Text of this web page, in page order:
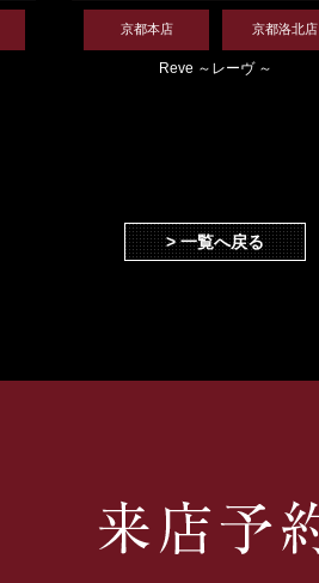
京都洛北店
京都本店
Reve ～レーヴ ～
> 一覧へ戻る